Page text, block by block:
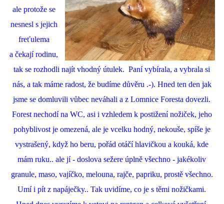
ale protože se
nesnesl s jejich
freťulema
a čekají rodinu,
tak se rozhodli najít vhodný útulek. Paní vybírala, a vybrala si
nás, a tak máme radost, že budíme důvěru .-). Hned ten den jak
jsme se domluvili vůbec neváhali a z Lomnice Foresta dovezli.
Forest nechodí na WC, asi i vzhledem k postižení nožiček, jeho
pohyblivost je omezená, ale je vcelku hodný, nekouše, spíše je
vystrašený, když ho beru, pořád otáčí hlavičkou a kouká, kde
mám ruku.. ale jí - doslova sežere úplně všechno - jakékoliv
granule, maso, vajíčko, melouna, rajče, papriku, prostě všechno.
Umí i pít z napáječky.. Tak uvidíme, co je s těmi nožičkami.